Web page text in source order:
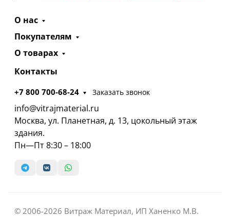
О нас
Покупателям
О товарах
Контакты
+7 800 700-68-24 Заказать звонок
info@vitrajmaterial.ru
Москва, ул. Планетная, д. 13, цокольный этаж
здания.
Пн—Пт 8:30 – 18:00
© 2006-2026 Витраж Материал, ИП Ханенко М.В.